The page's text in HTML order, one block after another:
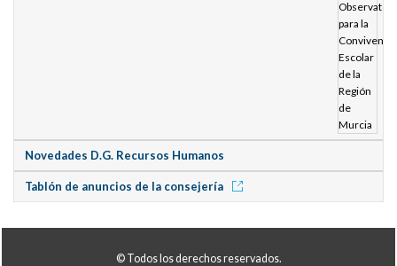
Novedades D.G. Recursos Humanos
Tablón de anuncios de la consejería
© Todos los derechos reservados.